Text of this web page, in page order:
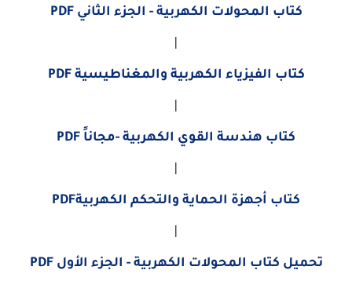
كتاب المحولات الكهربية - الجزء الثاني PDF
|
كتاب الفيزياء الكهربية والمغناطيسية PDF
|
كتاب هندسة القوي الكهربية -مجاناً PDF
|
كتاب أجهزة الحماية والتحكم الكهربيةPDF
|
تحميل كتاب المحولات الكهربية - الجزء الأول PDF